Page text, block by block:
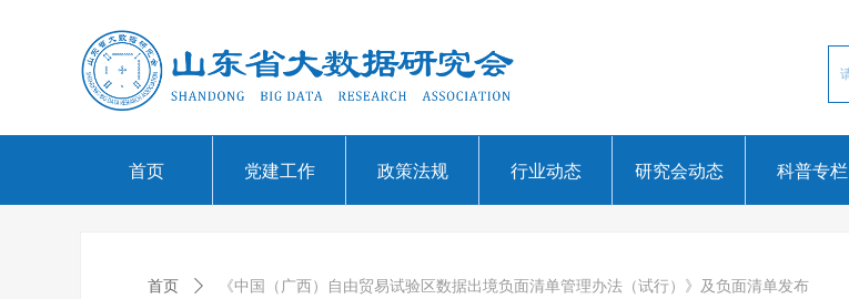
首页 党建工作 政策法规 行业动态 研究会动态 科普专栏
首页 ꄲ 《中国（广西）自由贸易试验区数据出境负面清单管理办法（试行）》及负面清单发布